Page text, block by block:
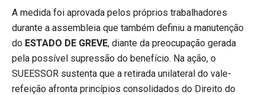
A medida foi aprovada pelos próprios trabalhadores
durante a assembleia que também definiu a manutenção
do ESTADO DE GREVE, diante da preocupação gerada
pela possível supressão do benefício. Na ação, o
SUEESSOR sustenta que a retirada unilateral do vale-
refeição afronta princípios consolidados do Direito do